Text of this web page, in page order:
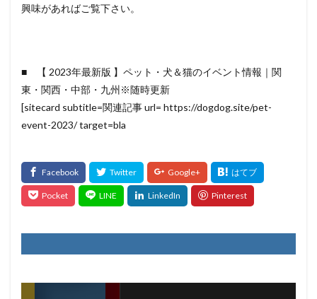
興味があればご覧下さい。
■ 【 2023年最新版 】ペット・犬＆猫のイベント情報｜関
東・関西・中部・九州※随時更新
[sitecard subtitle=関連記事 url= https://dogdog.site/pet-
event-2023/ target=bla